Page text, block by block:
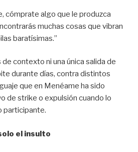
cómprate algo que le produzca
muchas cosas que vibran
baratísimas.”
contexto ni una única salida de
durante días, contra distintos
que en Menéame ha sido
de strike o expulsión cuando lo
participante.
el insulto